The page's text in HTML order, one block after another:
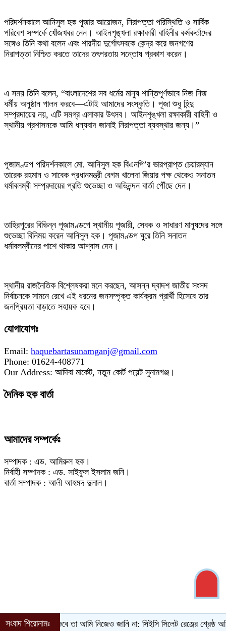
সংবাদ শিরোনামঃ
নির্বাচন কবে তা আমি নিজেও জানি না: সিইসি‎সিলেট রেঞ্জের শ্রেষ্ঠ অফিসার
‎পরিদর্শনকালে আনিসুল হক পূজার আয়োজন, নিরাপত্তা পরিস্থিতি ও সার্বিক
পরিবেশ সম্পর্কে খোঁজখবর নেন। আইনশৃঙ্খলা রক্ষাকারী বাহিনীর কর্মকর্তাদের
সঙ্গেও তিনি কথা বলেন এবং শারদীয় দুর্গোৎসবকে কেন্দ্র করে জনগণের
নিরাপত্তা নিশ্চিত করতে তাদের তৎপরতায় সন্তোষ প্রকাশ করেন।
‎এ সময় তিনি বলেন, “বাংলাদেশের সব ধর্মের মানুষ শান্তিপূর্ণভাবে নিজ নিজ
ধর্মীয় অনুষ্ঠান পালন করবে—এটাই আমাদের সংস্কৃতি। পূজা শুধু হিন্দু
সম্প্রদায়ের নয়, এটি সমগ্র এলাকার উৎসব। আইনশৃঙ্খলা রক্ষাকারী বাহিনী ও
স্থানীয় প্রশাসনকে আমি ধন্যবাদ জানাই নিরাপত্তা ব্যবস্থার জন্য।”
‎পূজামণ্ডপ পরিদর্শনকালে মো. আনিসুল হক বিএনপি’র ভারপ্রাপ্ত চেয়ারম্যান
তারেক রহমান ও সাবেক প্রধানমন্ত্রী বেগম খালেদা জিয়ার পক্ষ থেকেও সনাতন
ধর্মাবলম্বী সম্প্রদায়ের প্রতি শুভেচ্ছা ও অভিনন্দন বার্তা পৌঁছে দেন।
‎তাহিরপুরের বিভিন্ন পূজামণ্ডপে স্থানীয় পূজারী, সেবক ও সাধারণ মানুষদের সঙ্গে
শুভেচ্ছা বিনিময় করেন আনিসুল হক। পূজামণ্ডপ ঘুরে তিনি সনাতন
ধর্মাবলম্বীদের পাশে থাকার আশ্বাস দেন।
‎স্থানীয় রাজনৈতিক বিশ্লেষকরা মনে করছেন, আসন্ন দ্বাদশ জাতীয় সংসদ
নির্বাচনকে সামনে রেখে এই ধরনের জনসম্পৃক্ত কার্যক্রম প্রার্থী হিসেবে তার
জনপ্রিয়তা বাড়াতে সহায়ক হবে।
যোগাযোগঃ
Email: haquebartasunamganj@gmail.com
Phone: 01624-408771
Our Address: আদিবা মার্কেট, নতুন কোর্ট পয়েন্ট সুনামগঞ্জ।
দৈনিক হক বার্তা
আমাদের সম্পর্কেঃ
সম্পাদক : এড. আমিরুল হক।
নির্বাহী সম্পাদক : এড. সাইফুল ইসলাম জনি।
বার্তা সম্পাদক : আলী আহমদ দুলাল।